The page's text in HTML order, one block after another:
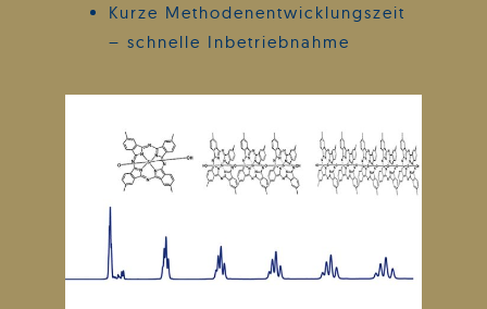
Kurze Methodenentwicklungszeit
– schnelle Inbetriebnahme